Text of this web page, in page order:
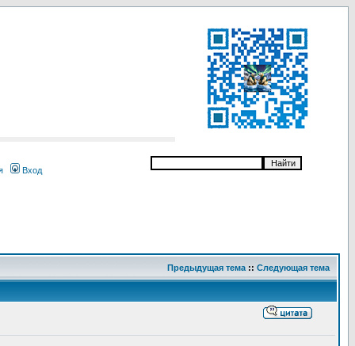
Вход
Предыдущая тема :: Следующая тема